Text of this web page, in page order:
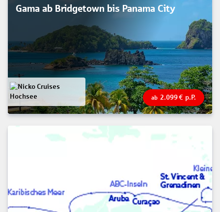
Gama ab Bridgetown bis Panama City
ab 2.099€ p.P.